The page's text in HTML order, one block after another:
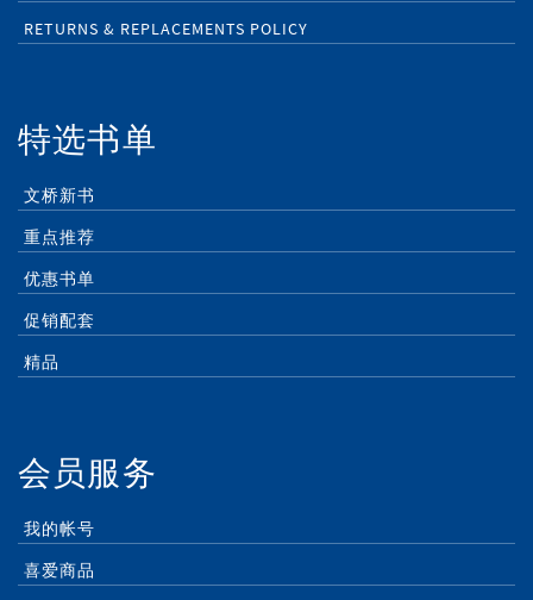
RETURNS & REPLACEMENTS POLICY
特选书单
文桥新书
重点推荐
优惠书单
促销配套
精品
会员服务
我的帐号
喜爱商品